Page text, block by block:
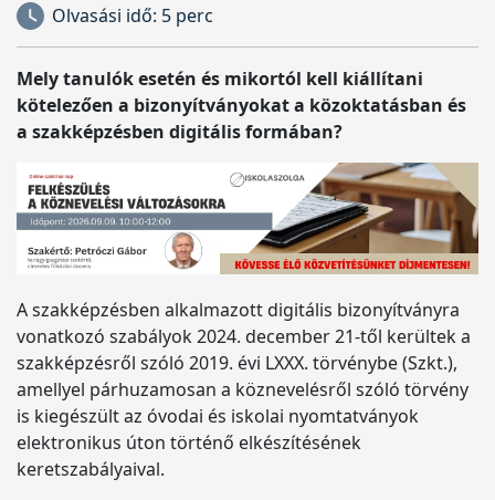
Olvasási idő: 5 perc
Mely tanulók esetén és mikortól kell kiállítani
kötelezően a bizonyítványokat a közoktatásban és
a szakképzésben digitális formában?
A szakképzésben alkalmazott digitális bizonyítványra
vonatkozó szabályok 2024. december 21-től kerültek a
szakképzésről szóló 2019. évi LXXX. törvénybe (Szkt.),
amellyel párhuzamosan a köznevelésről szóló törvény
is kiegészült az óvodai és iskolai nyomtatványok
elektronikus úton történő elkészítésének
keretszabályaival.